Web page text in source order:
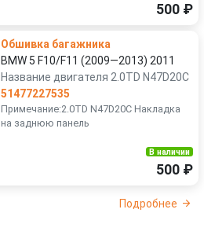
500 ₽
Обшивка багажника
BMW 5 F10/F11 (2009—2013) 2011
Название двигателя 2.0TD N47D20C
51477227535
Примечание:2.0TD N47D20C Накладка
на заднюю панель
В наличии
500 ₽
Подробнее